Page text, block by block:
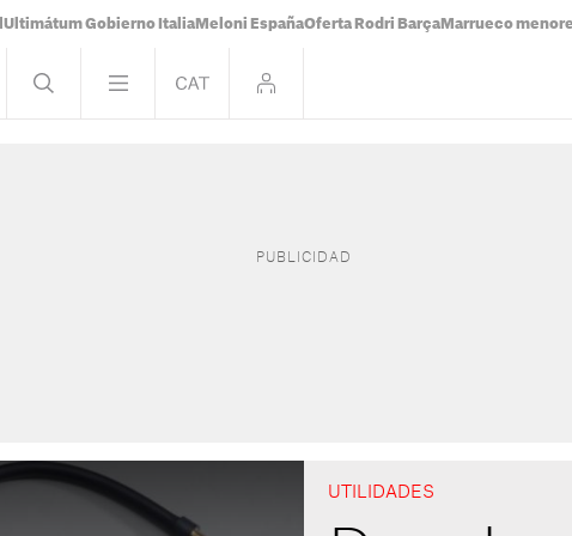
Ultimátum Gobierno Italia Meloni EspañaOferta Rodri Barça Marrueco
UTILIDADES